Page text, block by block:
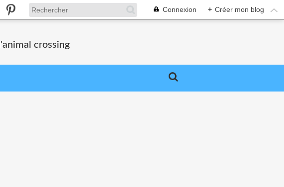
Connexion + Créer mon blog
crossing